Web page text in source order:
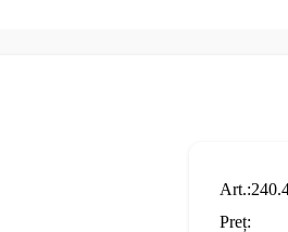
Preț: